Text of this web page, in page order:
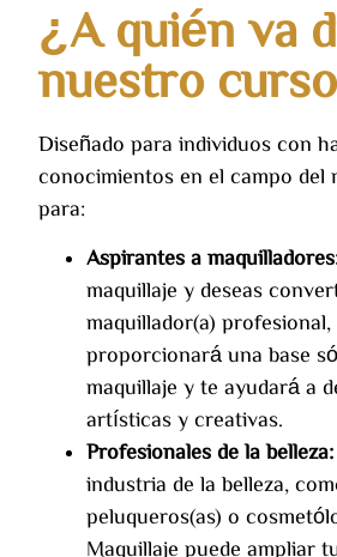
¿A quién va
nuestro
Diseñado para individuos con
conocimientos en el campo del
para:
Aspirantes a
maquillaje y deseas
maquillador(a)
proporcionará una base
maquillaje y te ayudará a
artísticas y creativas.
Profesionales de la belleza:
industria de la belleza,
peluqueros(as) o
Maquillaje puede ampliar